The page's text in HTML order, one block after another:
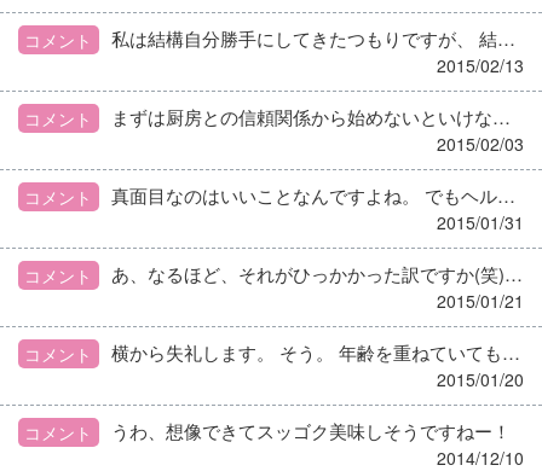
コメント 私は結構自分勝手にしてきたつもりですが、 結局どっかで親の顔が頭の片隅に浮かんでムチャが出来なかったクチです。 母親はあっさりしてるんですが父親が子供のことになると心配しすぎてグダグダになる人だったので、あんまり心配かけたら脳卒中で死ぬんじゃないかと。 仕事好きで残業しすぎてさらには遊びにいって居眠り運転で事故って 車の左半身ぶっ飛んだことがあります。 奇跡的にかすり傷ひとつ無かったですが父親は激怒して女の子なのにぼこぼこに 叩かれました… 親御さんも色々思うことはあるんでしょうが、Acher さんが大事なんです。 でも大きくなった子供の人生に親が出来ることはあまりに少ないから、 きっと葛藤してるんじゃないかな…。 Acher さんは自分の信じた道をいけばいいと思います。 帰ってきたら、またトピをあげてください。 楽しみにしています。
2015/02/13
コメント まずは厨房との信頼関係から始めないといけないところを 栄養士さん変わったわ、急に人員削減だ、反発必至です。 何故削るか何を削るかの理由を納得出来るように厨房に説明出来なければ厳しいですよね。 頑張ってほしいです。
2015/02/03
コメント 真面目なのはいいことなんですよね。 でもヘルプで来てくれてる人にこの態度はないです。 もう行きません！ こんなことがあったんですがそれでも行けって言うんですか？ 他を当たってください！ …って、言っちゃってもいいと思います(^^;
2015/01/31
コメント あ、なるほど、それがひっかかった訳ですか(笑) mukuさん詳しい説明ありがとうございます。
2015/01/21
コメント 横から失礼します。 そう。 年齢を重ねていても全く気が利かない人を見ると、 ある意味かわいそうになります。 誰も言ってくれなかったのか、 言ってくれてもその人自身に受け皿が全くなくザルだったのか、 はたまたそれでも許されるぬるま湯環境におったのか… 一緒に仕事する立場になったら、絶対何とかしますけど。 イライラしてご飯作ってたら、味に絶対出るんですよねー。 自分で考えられる人材になろうって思ってもらえるよう意識改革しますね。
2015/01/20
コメント うわ、想像できてスッゴク美味しそうですねー！
2014/12/10